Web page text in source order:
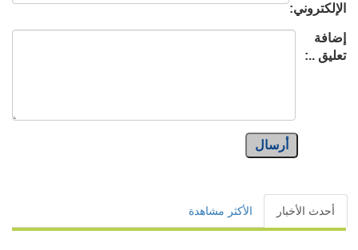
الإلكتروني:
إضافة
تعليق ..:
أرسال
أحدث الأخبار الأكثر مشاهدة